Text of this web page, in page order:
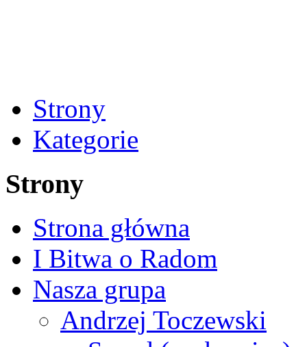
Strony
Kategorie
Strony
Strona główna
I Bitwa o Radom
Nasza grupa
Andrzej Toczewski